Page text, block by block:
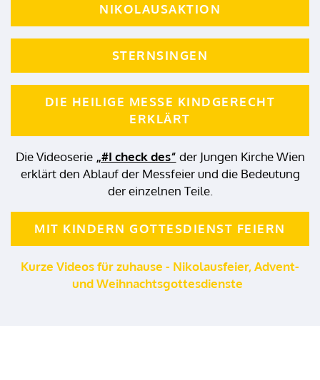
NIKOLAUSAKTION
STERNSINGEN
DIE HEILIGE MESSE KINDGERECHT
ERKLÄRT
Die Videoserie „#I check des“ der Jungen Kirche Wien
erklärt den Ablauf der Messfeier und die Bedeutung
der einzelnen Teile.
MIT KINDERN GOTTESDIENST FEIERN
Kurze Videos für zuhause - Nikolausfeier, Advent-
und Weihnachtsgottesdienste